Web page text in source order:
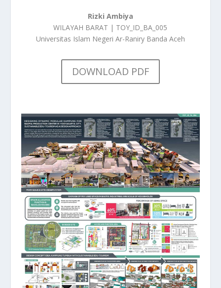
Rizki Ambiya
WILAYAH BARAT | TOY_ID_BA_005
Universitas Islam Negeri Ar-Raniry Banda Aceh
DOWNLOAD PDF